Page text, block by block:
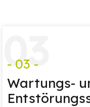
03
- 03 -
Wartungs-